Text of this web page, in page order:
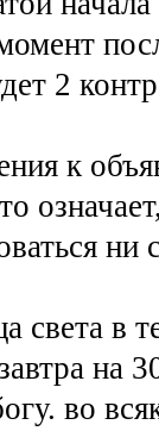
2
к
света в
на
во